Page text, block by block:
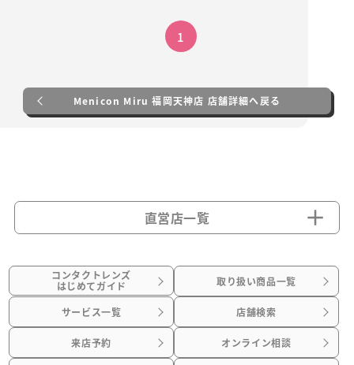
1
Menicon Miru 福岡天神店 店舗詳細へ戻る
直営店一覧
コンタクトレンズ
はじめてガイド 取り扱い商品一覧
サービス一覧 店舗検索
来店予約 オンライン相談